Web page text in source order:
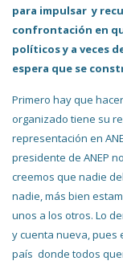
para impulsar y
confrontación en
políticos y a veces
espera que se
Primero hay que
organizado tiene su
representación en
presidente de ANEP
creemos que nadie
nadie, más bien
unos a los otros. Lo
y cuenta nueva, pues
país donde todos